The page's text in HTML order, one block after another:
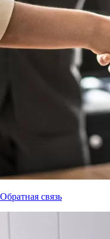
Обратная связь